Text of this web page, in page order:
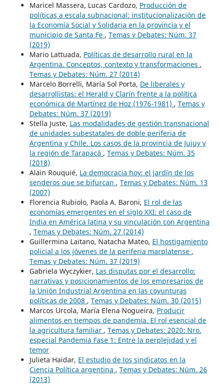
Maricel Massera, Lucas Cardozo, Producción de
políticas a escala subnacional: institucionalización de
la Economía Social y Solidaria en la provincia y el
municipio de Santa Fe , Temas y Debates: Núm. 37
(2019)
Mario Lattuada, Políticas de desarrollo rural en la
Argentina. Conceptos, contexto y transformaciones ,
Temas y Debates: Núm. 27 (2014)
Marcelo Borrelli, María Sol Porta, De liberales y
desarrollistas: el Herald y Clarín frente a la política
económica de Martínez de Hoz (1976-1981) , Temas y
Debates: Núm. 37 (2019)
Stella Juste, Las modalidades de gestión transnacional
de unidades subestatales de doble periferia de
Argentina y Chile. Los casos de la provincia de Jujuy y
la región de Tarapacá , Temas y Debates: Núm. 35
(2018)
Alain Rouquié, La democracia hoy: el jardín de los
senderos que se bifurcan , Temas y Debates: Núm. 13
(2007)
Florencia Rubiolo, Paola A. Baroni, El rol de las
economías emergentes en el siglo XXI: el caso de
India en América latina y su vinculación con Argentina
, Temas y Debates: Núm. 27 (2014)
Guillermina Laitano, Natacha Mateo, El hostigamiento
policial a los jóvenes de la periferia marplatense ,
Temas y Debates: Núm. 37 (2019)
Gabriela Wyczykier, Las disputas por el desarrollo:
narrativas y posicionamientos de los empresarios de
la Unión Industrial Argentina en las coyunturas
políticas de 2008 , Temas y Debates: Núm. 30 (2015)
Marcos Urcola, María Elena Nogueira, Producir
alimentos en tiempos de pandemia. El rol esencial de
la agricultura familiar , Temas y Debates: 2020: Nro.
especial Pandemia Fase 1: Entre la perplejidad y el
temor
Julieta Haidar, El estudio de los sindicatos en la
Ciencia Política argentina , Temas y Debates: Núm. 26
(2013)